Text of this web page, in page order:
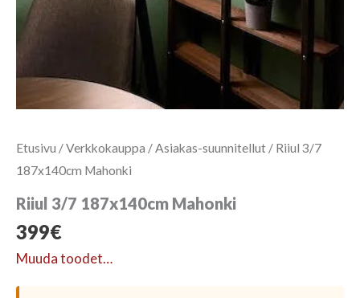
Etusivu /Verkkokauppa / Asiakas-suunnitellut / Riiul 3/7
187x140cm Mahonki
Riiul 3/7 187x140cm Mahonki
399€
Muuda toodet…